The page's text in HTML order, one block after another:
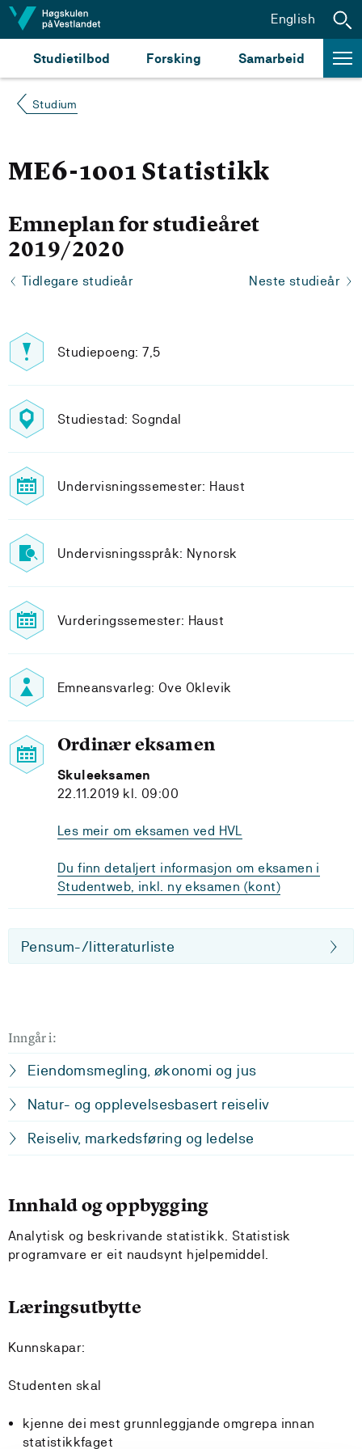
Hopp til innhald
Studietilbod Forsking Samarbeid
English
Studium
ME6-1001 Statistikk
Emneplan for studieåret
2019/2020
Tidlegare studieår Neste studieår
Studiepoeng: 7,5
Studiestad: Sogndal
Undervisningssemester: Haust
Undervisningsspråk: Nynorsk
Vurderingssemester: Haust
Emneansvarleg: Ove Oklevik
Ordinær eksamen
Skuleeksamen
22.11.2019 kl. 09:00
Les meir om eksamen ved HVL
Du finn detaljert informasjon om eksamen i
Studentweb, inkl. ny eksamen (kont)
Pensum-/litteraturliste
Inngår i:
Eiendomsmegling, økonomi og jus
Natur- og opplevelsesbasert reiseliv
Reiseliv, markedsføring og ledelse
Innhald og oppbygging
Analytisk og beskrivande statistikk. Statistisk
programvare er eit naudsynt hjelpemiddel.
Læringsutbytte
Kunnskapar:
Studenten skal
kjenne dei mest grunnleggjande omgrepa innan
statistikkfaget